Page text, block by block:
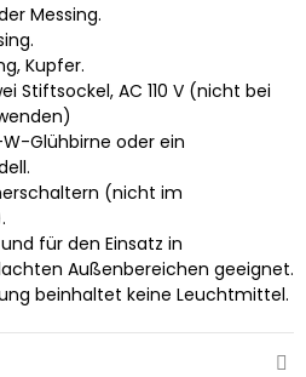
Messing.
Kupfer.
Stiftsockel, AC 110 V (nicht bei
Glühbirne oder ein
(nicht im
für den Einsatz in
Außenbereichen geeignet.
beinhaltet keine Leuchtmittel.